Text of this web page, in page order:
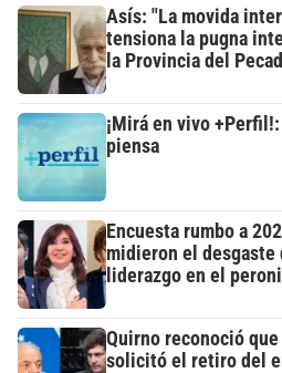
Asís: "La movida
tensiona la pugna
la Provincia del
¡Mirá en vivo
piensa
Encuesta rumbo a
midieron el
liderazgo en el
Quirno reconoció
solicitó el retiro del